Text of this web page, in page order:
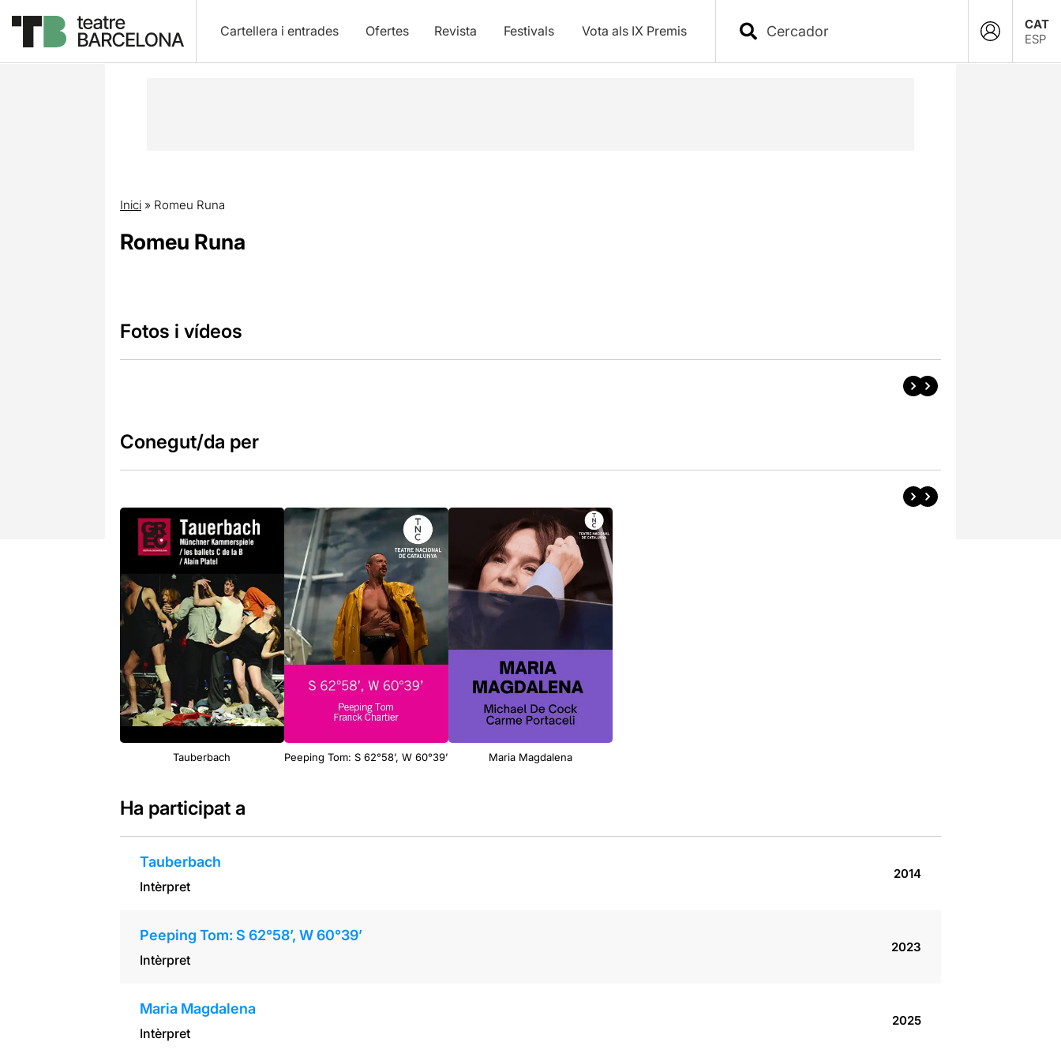
Cartellera i entrades Ofertes Revista Festivals Vota als IX Premis
CAT
ESP
Inici» Romeu Runa
Romeu Runa
Fotos i vídeos
Conegut/da per
Tauberbach Peeping Tom: S 62°58’, W 60°39’ Maria Magdalena
Ha participat a
Tauberbach
Intèrpret
2014
Peeping Tom: S 62°58’, W 60°39’
Intèrpret
2023
Maria Magdalena
Intèrpret
2025